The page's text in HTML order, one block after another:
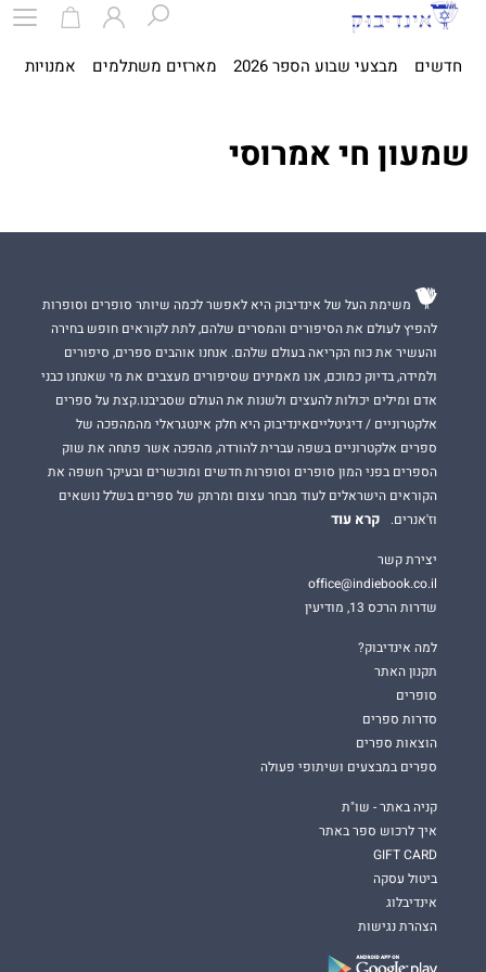
חדשים מבצעי שבוע הספר 2026 מארזים משתלמים אמנויות
שמעון חי אמרוסי
משימת העל של אינדיבוק היא לאפשר לכמה שיותר סופרים וסופרות
להפיץ לעולם את הסיפורים והמסרים שלהם, לתת לקוראים חופש בחירה
והעשיר את כוח הקריאה בעולם שלהם. אנחנו אוהבים ספרים, סיפורים
ולמידה, בדיוק כמוכם, אנו מאמינים שסיפורים מעצבים את מי שאנחנו כבני
אדם ומילים יכולות להעצים ולשנות את העולם שסביבנו.קצת על ספרים
אלקטרוניים / דיגיטלייםאינדיבוק היא חלק אינטגראלי מהמהפכה של
ספרים אלקטרוניים בשפה עברית להורדה, מהפכה אשר פתחה את שוק
הספרים בפני המון סופרים וסופרות חדשים ומוכשרים ובעיקר חשפה את
הקוראים הישראלים לעוד מבחר עצום ומרתק של ספרים בשלל נושאים
וז'אנרים.
קרא עוד
יצירת קשר
office@indiebook.co.il
שדרות הרכס 13, מודיעין
למה אינדיבוק?
תקנון האתר
סופרים
סדרות ספרים
הוצאות ספרים
ספרים במבצעים ושיתופי פעולה
קניה באתר - שו"ת
איך לרכוש ספר באתר
GIFT CARD
ביטול עסקה
אינדיבלוג
הצהרת נגישות